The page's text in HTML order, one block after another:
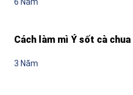
Cách làm mì Ý sốt cà
3 Năm